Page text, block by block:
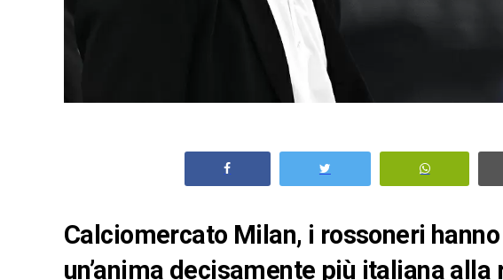
Calciomercato Milan, i rossoneri
un’anima decisamente più italiana